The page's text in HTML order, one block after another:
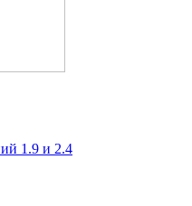
1.9 и 2.4